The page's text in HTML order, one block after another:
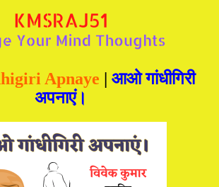
Apnaye | आओ गांधीगिरी
अपनाएं।